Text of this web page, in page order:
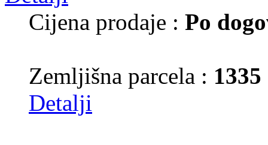
Cijena prodaje : Po
Zemljišna parcela : 1335
Detalji